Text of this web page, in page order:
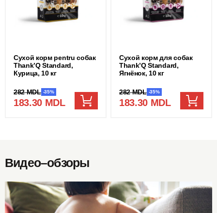
Сухой корм pentru собак
Thank’Q Standard,
Курица, 10 кг
183.30 MDL
282 MDL -35%
Сухой корм для собак
Thank’Q Standard,
Ягнёнок, 10 кг
183.30 MDL
282 MDL -35%
Видео–обзоры